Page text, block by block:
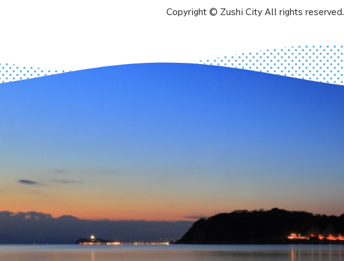
Copyright © Zushi City All rights reserved.